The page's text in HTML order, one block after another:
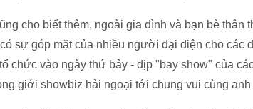
cho biết thêm, ngoài gia đình và bạn bè thân
sự góp mặt của nhiều người đại diện cho các
chức vào ngày thứ bảy - dịp "bay show" của
giới showbiz hải ngoại tới chung vui cùng anh